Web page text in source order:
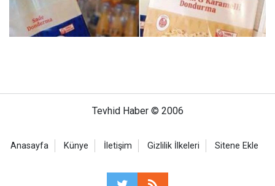
Tevhid Haber © 2006
Anasayfa Künye İletişim Gizlilik İlkeleri Sitene Ekle